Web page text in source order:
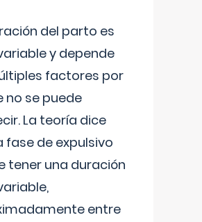
del parto es
y depende
factores por
no se puede
La teoría dice
fase de expulsivo
tener una duración
entre